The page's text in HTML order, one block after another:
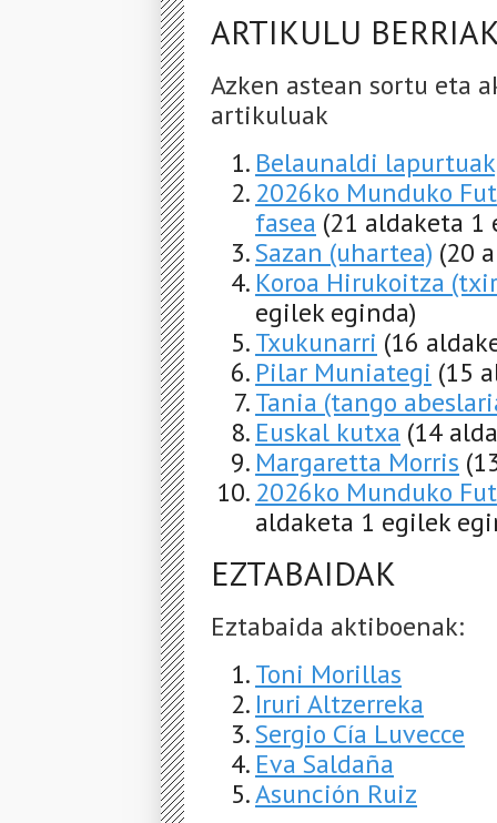
ARTIKULU
Azken astean sortu eta
artikuluak
Belaunaldi lapurtuak
2026ko Munduko
fasea (21 aldaketa 1
Sazan (uhartea) (20
Koroa Hirukoitza
egilek eginda)
Txukunarri (16
Pilar Muniategi (15
Tania (tango
Euskal kutxa (14
Margaretta Morris
2026ko Munduko
aldaketa 1 egilek
EZTABAIDAK
Eztabaida aktiboenak:
Toni Morillas
Iruri Altzerreka
Sergio Cía Luvecce
Eva Saldaña
Asunción Ruiz